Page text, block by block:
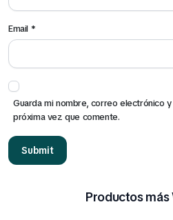
Email *
Guarda mi nombre, correo electrónico
próxima vez que comente.
Productos más